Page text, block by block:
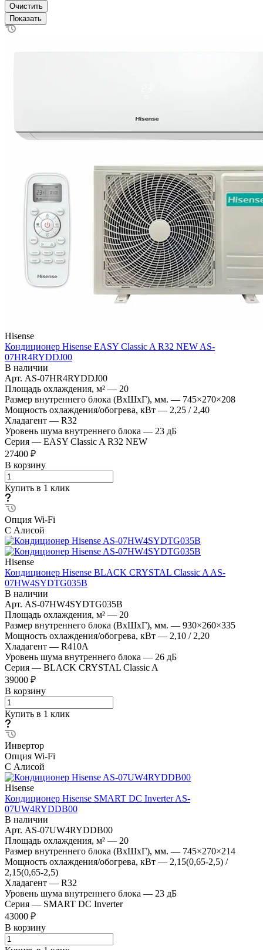
Очистить
Hisense
Кондиционер Hisense EASY Classic A R32 NEW AS-
07HR4RYDDJ00
В наличии
Арт. AS-07HR4RYDDJ00
Площадь охлаждения, м² — 20
Размер внутреннего блока (ВхШхГ), мм. — 745×270×208
Мощность охлаждения/обогрева, кВт — 2,25 / 2,40
Хладагент — R32
Уровень шума внутреннего блока — 23 дБ
Серия — EASY Classic A R32 NEW
27400 ₽
В корзину
Купить в 1 клик
Опция Wi-Fi
С Алисой
Hisense
Кондиционер Hisense BLACK CRYSTAL Classic A AS-
07HW4SYDTG035В
В наличии
Арт. AS-07HW4SYDTG035В
Площадь охлаждения, м² — 20
Размер внутреннего блока (ВхШхГ), мм. — 930×260×335
Мощность охлаждения/обогрева, кВт — 2,10 / 2,20
Хладагент — R410A
Уровень шума внутреннего блока — 26 дБ
Серия — BLACK CRYSTAL Classic A
39000 ₽
В корзину
Купить в 1 клик
Инвертор
Опция Wi-Fi
С Алисой
Hisense
Кондиционер Hisense SMART DC Inverter AS-
07UW4RYDDB00
В наличии
Арт. AS-07UW4RYDDB00
Площадь охлаждения, м² — 20
Размер внутреннего блока (ВхШхГ), мм. — 745×270×214
Мощность охлаждения/обогрева, кВт — 2,15(0,65-2,5) /
2,15(0,65-2,5)
Хладагент — R32
Уровень шума внутреннего блока — 23 дБ
Серия — SMART DC Inverter
43000 ₽
В корзину